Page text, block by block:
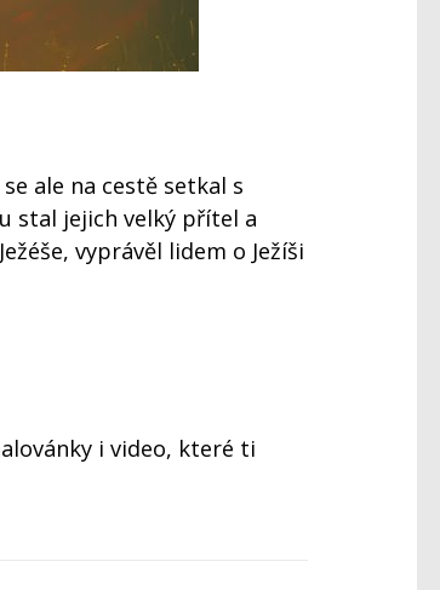
ale na cestě setkal s
stal jejich velký přítel a
vyprávěl lidem o Ježíši
i video, které ti